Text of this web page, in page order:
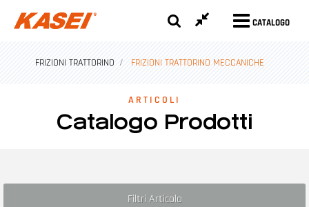
CATALOGO
FRIZIONI TRATTORINO FRIZIONI TRATTORINO MECCANICHE
ARTICOLI
Catalogo Prodotti
Filtri Articolo